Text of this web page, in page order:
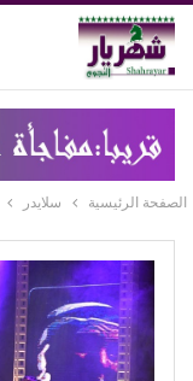
الصفحة الرئيسية سلايدر